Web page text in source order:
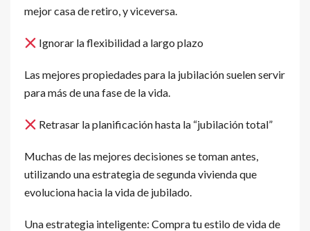
mejor casa de retiro, y viceversa.
Ignorar la flexibilidad a largo plazo
Las mejores propiedades para la jubilación suelen servir
para más de una fase de la vida.
Retrasar la planificación hasta la “jubilación total”
Muchas de las mejores decisiones se toman antes,
utilizando una estrategia de segunda vivienda que
evoluciona hacia la vida de jubilado.
Una estrategia inteligente: Compra tu estilo de vida de